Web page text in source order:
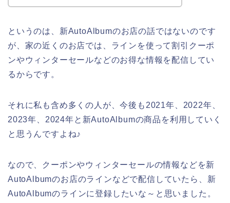
というのは、新AutoAlbumのお店の話ではないのです
が、家の近くのお店では、ラインを使って割引クーポ
ンやウィンターセールなどのお得な情報を配信してい
るからです。
それに私も含め多くの人が、今後も2021年、2022年、
2023年、2024年と新AutoAlbumの商品を利用していく
と思うんですよね♪
なので、クーポンやウィンターセールの情報などを新
AutoAlbumのお店のラインなどで配信していたら、新
AutoAlbumのラインに登録したいな～と思いました。